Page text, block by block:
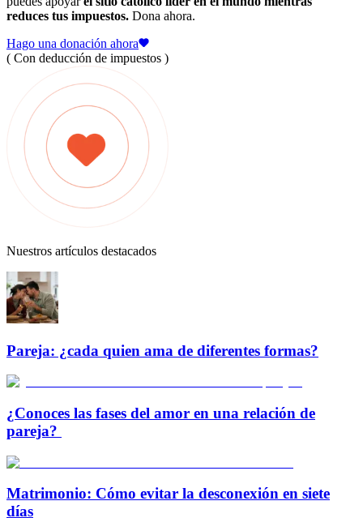
reduces tus impuestos. Dona ahora.
Hago una donación ahora
( Con deducción de impuestos )
Nuestros artículos destacados
Pareja: ¿cada quien ama de diferentes formas?
¿Conoces las fases del amor en una relación de
pareja?
Matrimonio: Cómo evitar la desconexión en siete
días